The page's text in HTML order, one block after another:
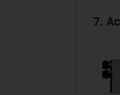
7.